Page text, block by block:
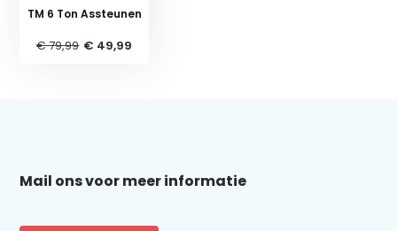
TM 6 Ton Assteunen
€ 79,99 € 49,99
Mail ons voor meer informatie